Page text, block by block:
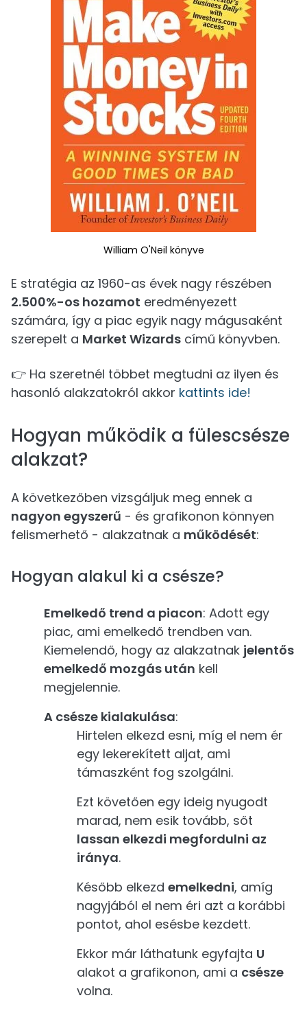
William O'Neil könyve
E stratégia az 1960-as évek nagy részében
2.500%-os hozamot eredményezett
számára, így a piac egyik nagy mágusaként
szerepelt a Market Wizards című könyvben.
👉 Ha szeretnél többet megtudni az ilyen és
hasonló alakzatokról akkor kattints ide!
Hogyan működik a fülescsésze
alakzat?
A következőben vizsgáljuk meg ennek a
nagyon egyszerű - és grafikonon könnyen
felismerhető - alakzatnak a működését:
Hogyan alakul ki a csésze?
Emelkedő trend a piacon: Adott egy
piac, ami emelkedő trendben van.
Kiemelendő, hogy az alakzatnak jelentős
emelkedő mozgás után kell
megjelennie.
A csésze kialakulása:
Hirtelen elkezd esni, míg el nem ér
egy lekerekített aljat, ami
támaszként fog szolgálni.
Ezt követően egy ideig nyugodt
marad, nem esik tovább, sőt
lassan elkezdi megfordulni az
iránya.
Később elkezd emelkedni, amíg
nagyjából el nem éri azt a korábbi
pontot, ahol esésbe kezdett.
Ekkor már láthatunk egyfajta U
alakot a grafikonon, ami a csésze
volna.